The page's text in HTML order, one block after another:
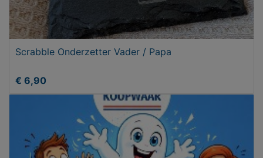
Scrabble Onderzetter Vader / Papa
€ 6,90